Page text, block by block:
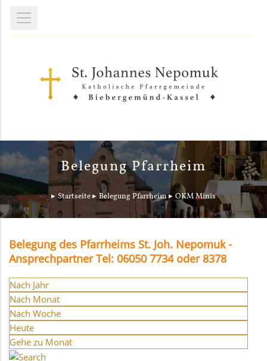
Belegung Pfarrheim
Startseite Belegung Pfarrheim OKM Minis
Belegung des Pfarrheims St. Joh. Nepomuk -
Ansprechpartner Tel: 06050 7734 oder 8378
Nach Jahr
Nach Monat
Nach Woche
Heute
Gehe zu Monat